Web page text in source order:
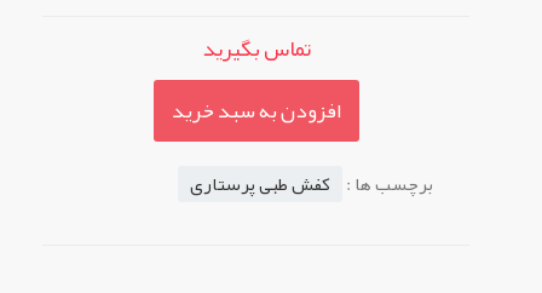
تماس بگیرید
افزودن به سبد خرید
برچسب ها : کفش طبی پرستاری